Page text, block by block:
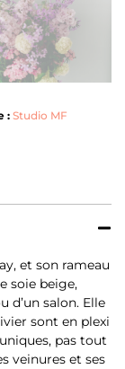
:Studio MF
et son rameau
soie beige,
d’un salon. Elle
sont en plexi
pas tout
veinures et ses